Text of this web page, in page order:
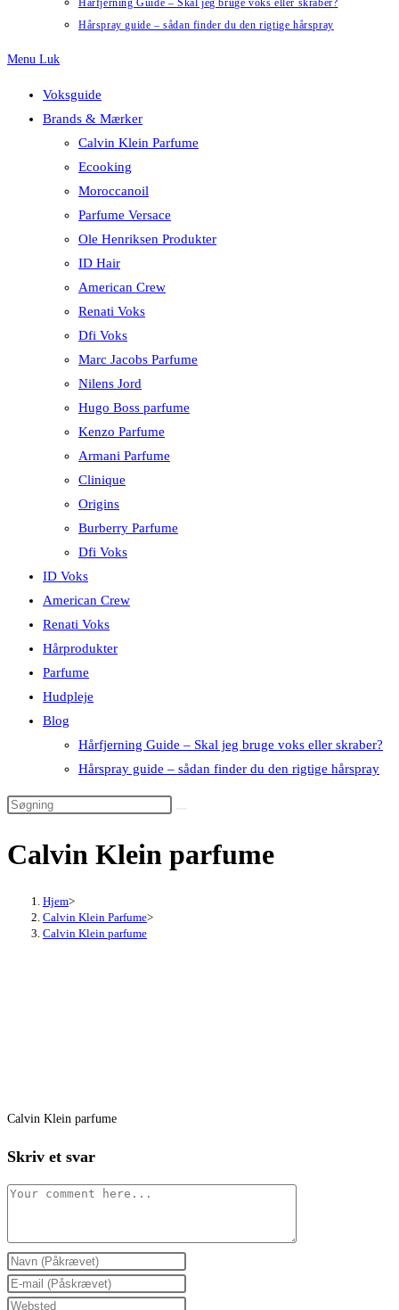
Hårfjerning Guide – Skal jeg bruge voks eller skraber?
Hårspray guide – sådan finder du den rigtige hårspray
Menu Luk
Voksguide
Brands & Mærker
Calvin Klein Parfume
Ecooking
Moroccanoil
Parfume Versace
Ole Henriksen Produkter
ID Hair
American Crew
Renati Voks
Dfi Voks
Marc Jacobs Parfume
Nilens Jord
Hugo Boss parfume
Kenzo Parfume
Armani Parfume
Clinique
Origins
Burberry Parfume
Dfi Voks
ID Voks
American Crew
Renati Voks
Hårprodukter
Parfume
Hudpleje
Blog
Hårfjerning Guide – Skal jeg bruge voks eller skraber?
Hårspray guide – sådan finder du den rigtige hårspray
Calvin Klein parfume
Hjem>
Calvin Klein Parfume>
Calvin Klein parfume
Calvin Klein parfume
Skriv et svar
Comment
Enter
your
name
Enter
your
Enter